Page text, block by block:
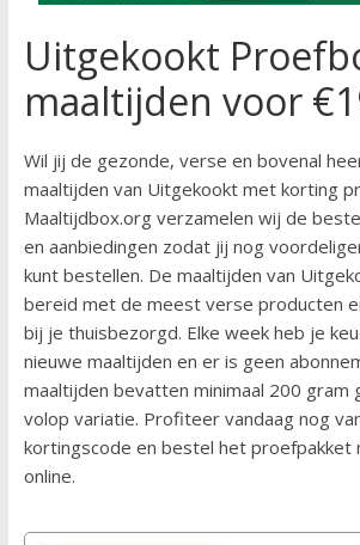
Uitgekookt
maaltijden voor
Wil jij de gezonde, verse en bovenal
maaltijden van Uitgekookt met korting
Maaltijdbox.org verzamelen wij de
en aanbiedingen zodat jij nog
kunt bestellen. De maaltijden van
bereid met de meest verse producten
bij je thuisbezorgd. Elke week heb je
nieuwe maaltijden en er is geen
maaltijden bevatten minimaal 200 gram
volop variatie. Profiteer vandaag nog
kortingscode en bestel het proefpakket
online.